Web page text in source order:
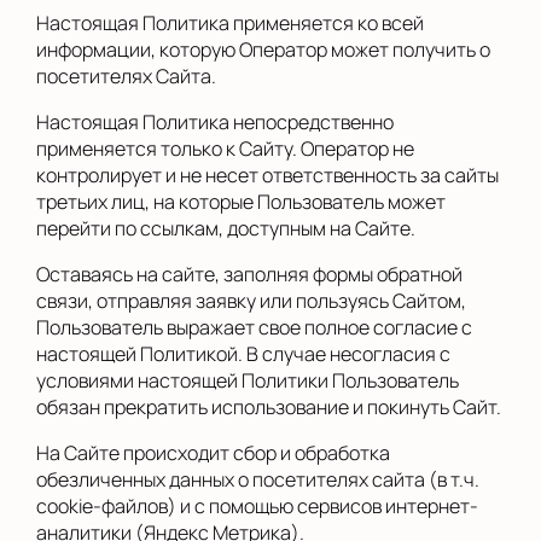
Настоящая Политика применяется ко всей
информации, которую Оператор может получить о
посетителях Сайта.
Настоящая Политика непосредственно
применяется только к Сайту. Оператор не
контролирует и не несет ответственность за сайты
третьих лиц, на которые Пользователь может
перейти по ссылкам, доступным на Сайте.
Оставаясь на сайте, заполняя формы обратной
связи, отправляя заявку или пользуясь Сайтом,
Пользователь выражает свое полное согласие с
настоящей Политикой. В случае несогласия с
условиями настоящей Политики Пользователь
обязан прекратить использование и покинуть Сайт.
На Сайте происходит сбор и обработка
обезличенных данных о посетителях сайта (в т.ч.
cookie-файлов) и с помощью сервисов интернет-
аналитики (Яндекс Метрика).